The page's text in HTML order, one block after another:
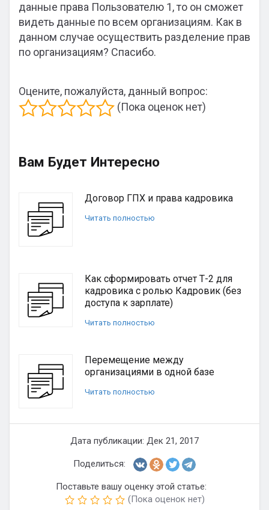
данные права Пользователю 1, то он сможет
видеть данные по всем организациям. Как в
данном случае осуществить разделение прав
по организациям? Спасибо.
Оцените, пожалуйста, данный вопрос:
(Пока оценок нет)
Вам Будет Интересно
Договор ГПХ и права кадровика
Читать полностью
Как сформировать отчет Т-2 для
кадровика с ролью Кадровик (без
доступа к зарплате)
Читать полностью
Перемещение между
организациями в одной базе
Читать полностью
Дата публикации: Дек 21, 2017
Поделиться:
Поставьте вашу оценку этой статье:
(Пока оценок нет)